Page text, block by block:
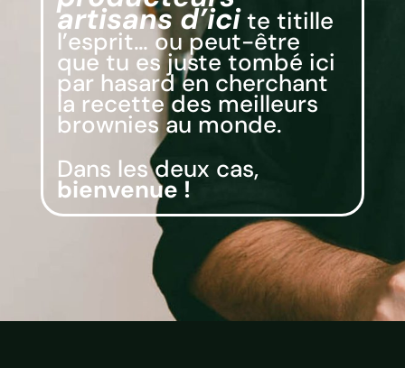
artisans d’icite titille
l’esprit… ou peut-être
que tu es juste tombé ici
par hasard en cherchant
la recette des meilleurs
brownies au monde.
Dans les deux cas,
bienvenue !